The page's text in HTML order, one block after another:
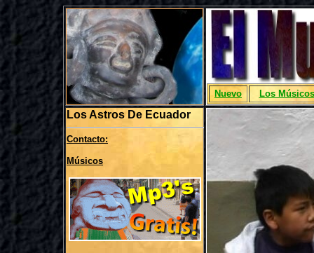
Nuevo Los Músicos
Los Astros De Ecuador
Contacto:
Músicos